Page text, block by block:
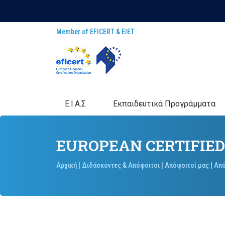
Member of EFICERT & EIET
E.I.A.Σ Eκπαιδευτικά Προγράμματα
EUROPEAN
Αρχική | Διδάσκοντες & Απόφοιτοι | Απόφοιτοί μας |